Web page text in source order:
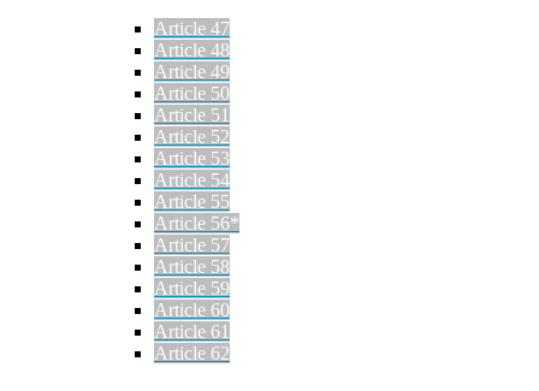
Article 47
Article 48
Article 49
Article 50
Article 51
Article 52
Article 53
Article 54
Article 55
Article 56*
Article 57
Article 58
Article 59
Article 60
Article 61
Article 62